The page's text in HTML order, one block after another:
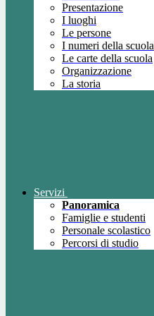
Presentazione
I luoghi
Le persone
I numeri della scuola
Le carte della scuola
Organizzazione
La storia
Servizi
Panoramica
Famiglie e studenti
Personale scolastico
Percorsi di studio